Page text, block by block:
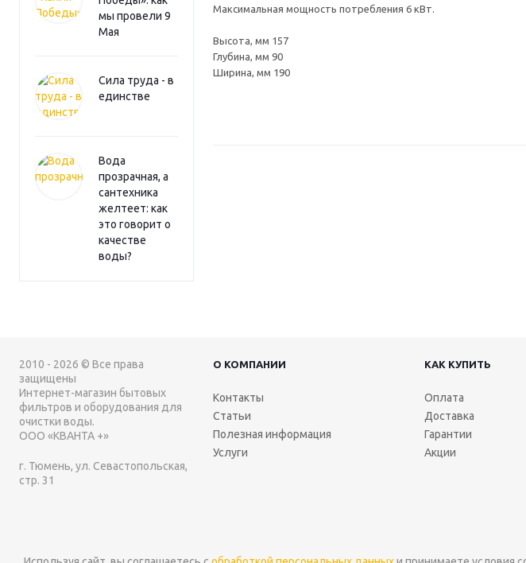
мы провели 9
Мая
Сила труда - в
единстве
Вода
прозрачная, а
сантехника
желтеет: как
это говорит о
качестве
воды?
Максимальная мощность потребления 6 кВт.
Высота, мм 157
Глубина, мм 90
Ширина, мм 190
2010 - 2026 © Все права
защищены
Интернет-магазин бытовых
фильтров и оборудования для
очистки воды.
ООО «КВАНТА +»
г. Тюмень, ул. Севастопольская,
стр. 31
О КОМПАНИИ КАК КУПИТЬ
Контакты
Статьи
Полезная информация
Услуги
Оплата
Доставка
Гарантии
Акции